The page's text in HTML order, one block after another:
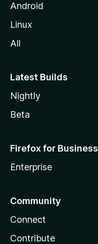
Android
Linux
All
Latest Builds
Nightly
Beta
Firefox for Business
Enterprise
Community
Connect
Contribute